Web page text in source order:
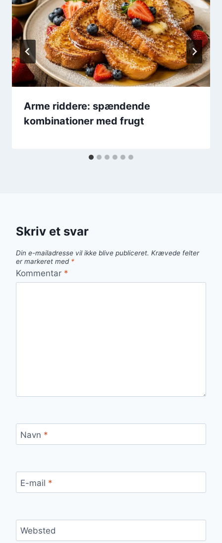
Arme riddere: spændende
kombinationer med frugt
Skriv et svar
Din e-mailadresse vil ikke blive publiceret. Krævede felter
er markeret med *
Kommentar *
Navn *
E-mail *
Websted